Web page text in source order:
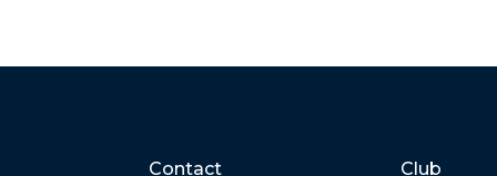
Contact Club